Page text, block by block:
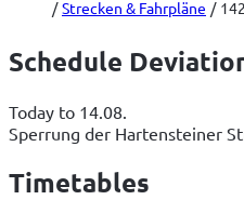
Strecken & Fahrpläne
142
Schedule
Today to 14.08.
Sperrung der Hartensteiner
Timetables